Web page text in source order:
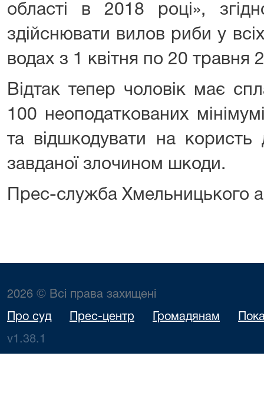
області в 2018 році»,
здійснювати вилов риби у
водах з 1 квітня по 20 травня
Відтак тепер чоловік має
100 неоподаткованих
та відшкодувати на
завданої злочином шкоди.
Прес-служба Хмельницького
2026 © Всі права захищені
Про суд Прес-центр Громадянам
v1.38.1